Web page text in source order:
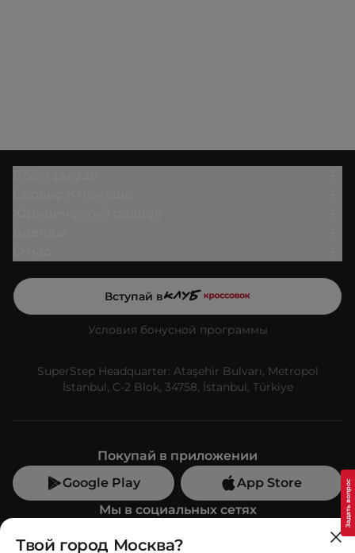
Вступай в
Условия бонусной программы
SuperStep Headquarter: Ataşehir Bulvarı, Metropol
İstanbul, C-2 Blok, 34758, İstanbul, Türkiye
Покупай в приложении
Google Play
App Store
Мы в социальных сетях
Твой город Москва?